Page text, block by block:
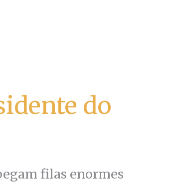
do
filas enormes